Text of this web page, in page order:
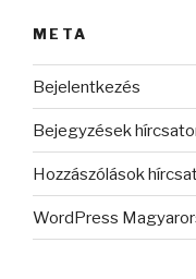
META
Bejelentkezés
Bejegyzések
Hozzászólások
WordPress